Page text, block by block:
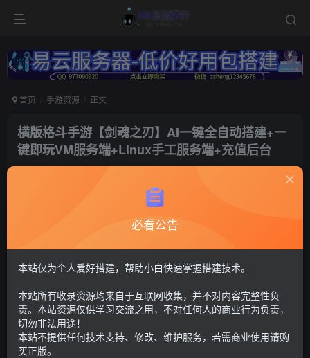
首页 手游资源 正文
横版格斗手游【剑魂之刃】AI一键全自动搭建+一
键即玩VM服务端+Linux手工服务端+充值后台
关注
剑魂之刃
CDK后台+安卓苹果双端+需要13位以下IP或域名【注：建议用腾讯
不去游戏联系Q群---736021860---GM游戏AI网---管理员《易云服务
器-https://123.yxjs.ltd/cart》。】
G币30 G币100
必看公告
本站仅为个人爱好搭建，帮助小白快速掌握搭建技术。
本站所有收录资源均来自于互联网收集，并不对内容完整性负
责。本站资源仅供学习交流之用，不对任何人的商业行为负责，
切勿非法用途！
本站不提供任何技术支持、修改、维护服务，若需商业使用请购
买正版。